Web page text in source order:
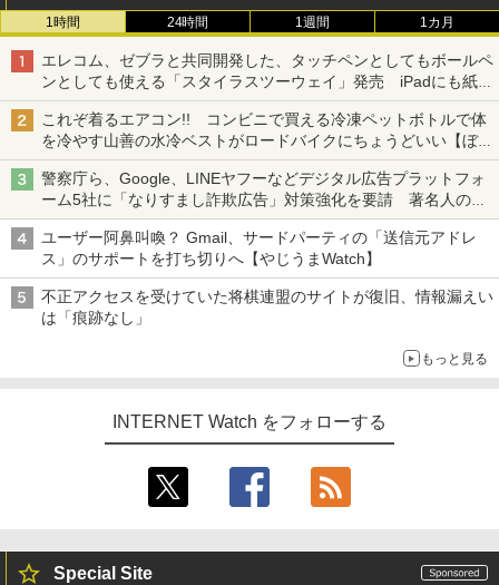
1時間 24時間 1週間 1カ月
エレコム、ゼブラと共同開発した、タッチペンとしてもボールペ
ンとしても使える「スタイラスツーウェイ」発売 iPadにも紙に
も、持ち替えずに書き込める
これぞ着るエアコン!! コンビニで買える冷凍ペットボトルで体
を冷やす山善の水冷ベストがロードバイクにちょうどいい【ぼっ
ち・ざ・ろーど！その14】【空いた時間でなにしてる？】
警察庁ら、Google、LINEヤフーなどデジタル広告プラットフォ
ーム5社に「なりすまし詐欺広告」対策強化を要請 著名人の写
真や映像を使った投資詐欺などへの対策として
ユーザー阿鼻叫喚？ Gmail、サードパーティの「送信元アドレ
ス」のサポートを打ち切りへ【やじうまWatch】
不正アクセスを受けていた将棋連盟のサイトが復旧、情報漏えい
は「痕跡なし」
もっと見る
INTERNET Watch をフォローする
Special Site